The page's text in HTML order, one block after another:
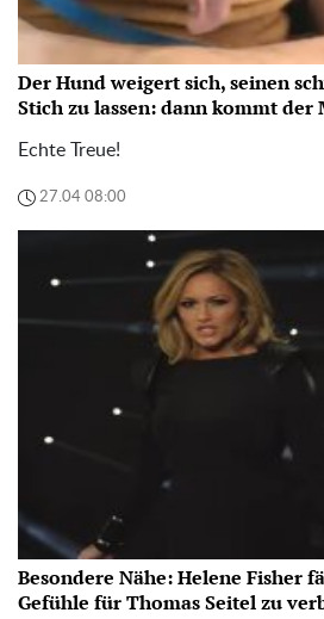
Der Hund weigert sich, seinen
Stich zu lassen: dann kommt der
Echte Treue!
27.04 08:00
Besondere Nähe: Helene Fisher
Gefühle für Thomas Seitel zu